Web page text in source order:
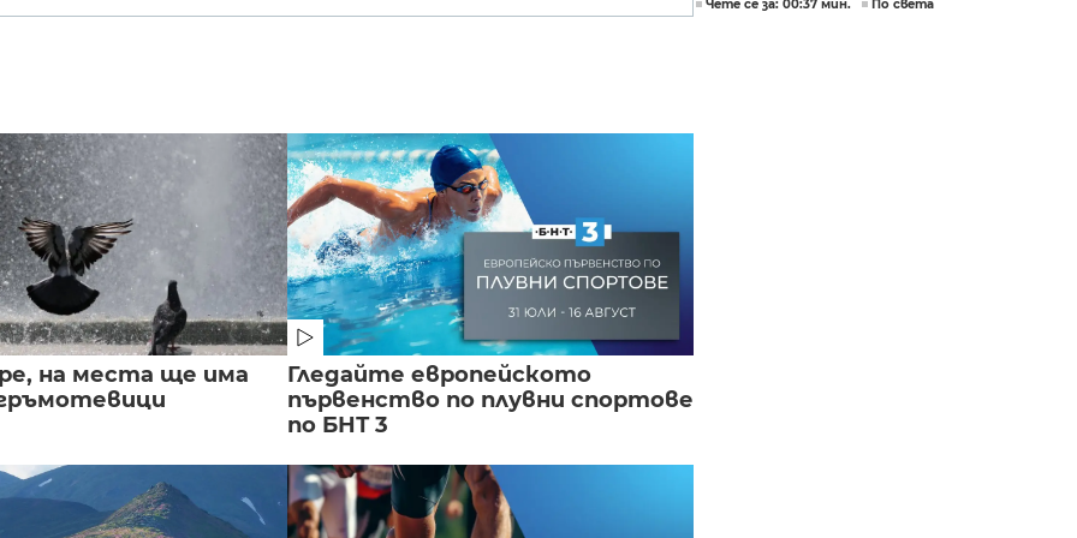
на места ще има
Гледайте европейското
първенство по плувни спортове
по БНТ 3
Чете се за: 00:37 мин. По света